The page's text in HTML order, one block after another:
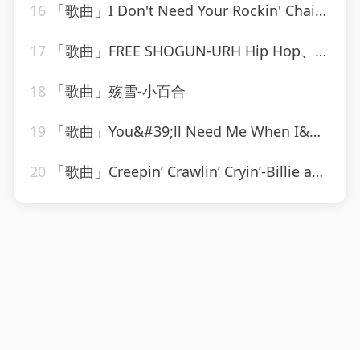
16 「歌曲」I Don't Need Your Rockin' Chair-Ameritz Tribute Club
17 「歌曲」FREE SHOGUN-URH Hip Hop、Shogun
18 「歌曲」殇雪-小百合
19 「歌曲」You&#39;ll Need Me When I&#39;m Long Gone-ethel waters
20 「歌曲」Creepin’ Crawlin’ Cryin’-Billie and Lillie